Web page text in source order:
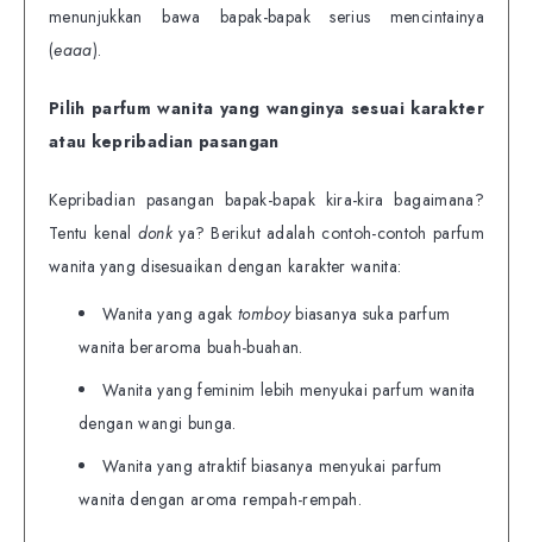
menunjukkan bawa bapak-bapak serius mencintainya
(eaaa).
Pilih parfum wanita yang wanginya sesuai karakter
atau kepribadian pasangan
Kepribadian pasangan bapak-bapak kira-kira bagaimana?
Tentu kenal donk ya? Berikut adalah contoh-contoh parfum
wanita yang disesuaikan dengan karakter wanita:
Wanita yang agak tomboybiasanya suka parfum
wanita beraroma buah-buahan.
Wanita yang feminim lebih menyukai parfum wanita
dengan wangi bunga.
Wanita yang atraktif biasanya menyukai parfum
wanita dengan aroma rempah-rempah.